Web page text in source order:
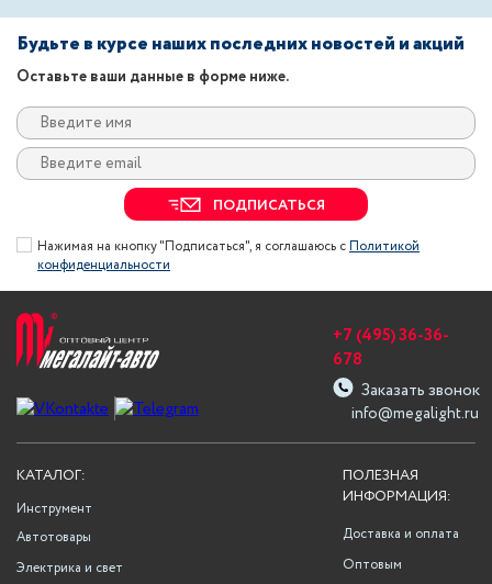
Будьте в курсе наших последних новостей и акций
Оставьте ваши данные в форме ниже.
ПОДПИСАТЬСЯ
Нажимая на кнопку "Подписаться", я соглашаюсь сПолитикой
конфиденциальности
info@megalight.ru
+7 (495) 36-36-
678
Заказать звонок
ПОЛЕЗНАЯ
ИНФОРМАЦИЯ:
Доставка и оплата
Оптовым
КАТАЛОГ:
Инструмент
Автотовары
Электрика и свет